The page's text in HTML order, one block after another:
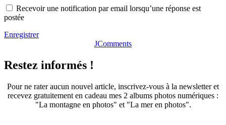
Recevoir une notification par email lorsqu’une réponse est
postée
Enregistrer
JComments
Restez informés !
Pour ne rater aucun nouvel article, inscrivez-vous à la newsletter et
recevez gratuitement en cadeau mes 2 albums photos numériques :
"La montagne en photos" et "La mer en photos".